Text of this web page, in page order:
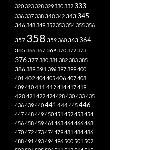
320323328329330332 333
336337338340342343 345
346348349352353354355356
357 358 359360363364
365 366367369370372373
376377380381 382383385
386389391396397399400
401 402404405406407408
409410411 412414417419
420421 422424428430433435
436439440441 444445446
447448449450451 452453454
456458459461 463464466468
470472473474479481 484486
488491 493494496 500 501 502